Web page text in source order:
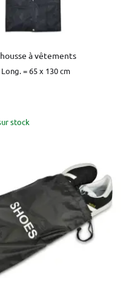
à vêtements
= 65 x 130 cm
stock